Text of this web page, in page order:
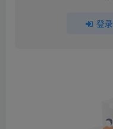
登录